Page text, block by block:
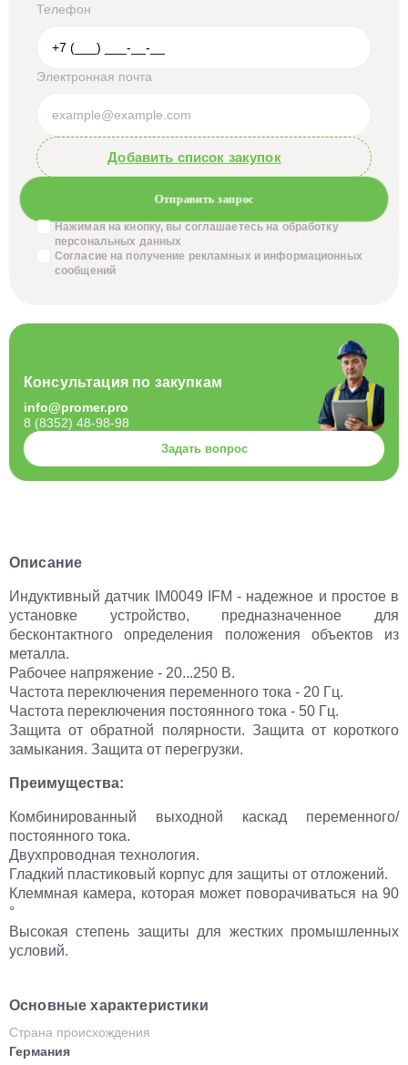
Описание
Индуктивный датчик IM0049 IFM - надежное и простое в
установке устройство, предназначенное для
бесконтактного определения положения объектов из
металла.
Рабочее напряжение - 20...250 В.
Частота переключения переменного тока - 20 Гц.
Частота переключения постоянного тока - 50 Гц.
Защита от обратной полярности. Защита от короткого
замыкания. Защита от перегрузки.
Преимущества:
Комбинированный выходной каскад переменного/
постоянного тока.
Двухпроводная технология.
Гладкий пластиковый корпус для защиты от отложений.
Клеммная камера, которая может поворачиваться на 90
°
Высокая степень защиты для жестких промышленных
условий.
Основные характеристики
Страна происхождения
Германия
Телефон
Электронная почта
Добавить список закупок
Отправить запрос
Нажимая на кнопку, вы соглашаетесь на обработку
персональных данных
Согласие на получение рекламных и информационных
сообщений
Консультация по закупкам
info@promer.pro
8 (8352) 48-98-98
Задать вопрос